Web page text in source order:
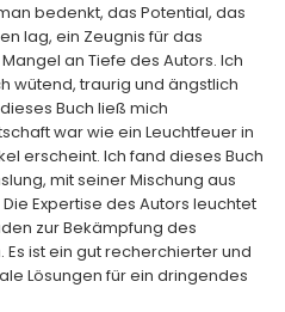
bedenkt, das Potential, das
lag, ein Zeugnis für das
an Tiefe des Autors. Ich
wütend, traurig und ängstlich
Buch ließ mich
war wie ein Leuchtfeuer in
erscheint. Ich fand dieses Buch
mit seiner Mischung aus
Expertise des Autors leuchtet
zur Bekämpfung des
ist ein gut recherchierter und
Lösungen für ein dringendes